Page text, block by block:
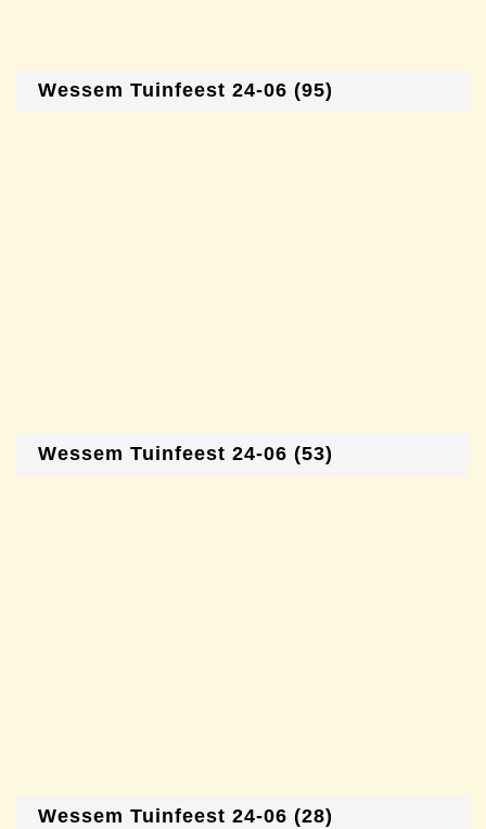
Wessem Tuinfeest 24-06 (95)
Wessem Tuinfeest 24-06 (53)
Wessem Tuinfeest 24-06 (28)